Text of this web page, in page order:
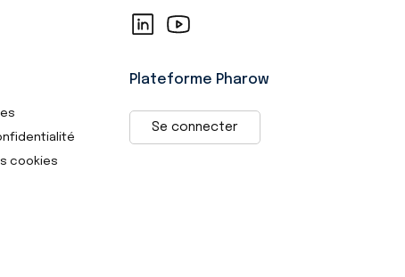
cookies
Plateforme Pharow
Se connecter